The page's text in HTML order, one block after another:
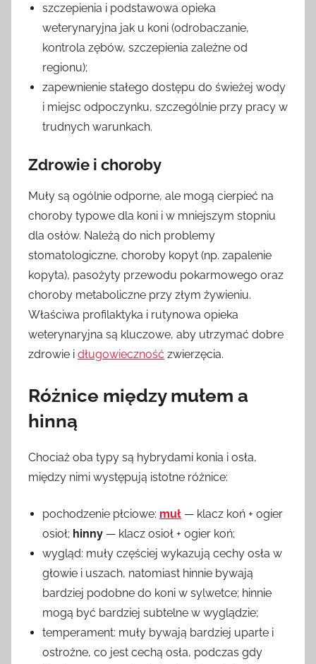
szczepienia i podstawowa opieka
weterynaryjna jak u koni (odrobaczanie,
kontrola zębów, szczepienia zależne od
regionu);
zapewnienie stałego dostępu do świeżej wody
i miejsc odpoczynku, szczególnie przy pracy w
trudnych warunkach.
Zdrowie i choroby
Muły są ogólnie odporne, ale mogą cierpieć na
choroby typowe dla koni i w mniejszym stopniu
dla osłów. Należą do nich problemy
stomatologiczne, choroby kopyt (np. zapalenie
kopyta), pasożyty przewodu pokarmowego oraz
choroby metaboliczne przy złym żywieniu.
Właściwa profilaktyka i rutynowa opieka
weterynaryjna są kluczowe, aby utrzymać dobre
zdrowie i długowieczność zwierzęcia.
Różnice między mułem a
hinną
Chociaż oba typy są hybrydami konia i osła,
między nimi występują istotne różnice:
pochodzenie płciowe: muł — klacz koń + ogier
osioł; hinny — klacz osioł + ogier koń;
wygląd: muły częściej wykazują cechy osła w
głowie i uszach, natomiast hinnie bywają
bardziej podobne do koni w sylwetce; hinnie
mogą być bardziej subtelne w wyglądzie;
temperament: muły bywają bardziej uparte i
ostrożne, co jest cechą osła, podczas gdy